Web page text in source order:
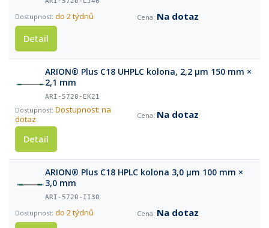
do 2 týdnů
Na dotaz
Detail
ARION® Plus C18 UHPLC kolona, 2,2 µm 150 mm ×
2,1 mm
ARI-5720-EK21
Dostupnost: na
dotaz
Na dotaz
Detail
ARION® Plus C18 HPLC kolona 3,0 µm 100 mm ×
3,0 mm
ARI-5720-II30
do 2 týdnů
Na dotaz